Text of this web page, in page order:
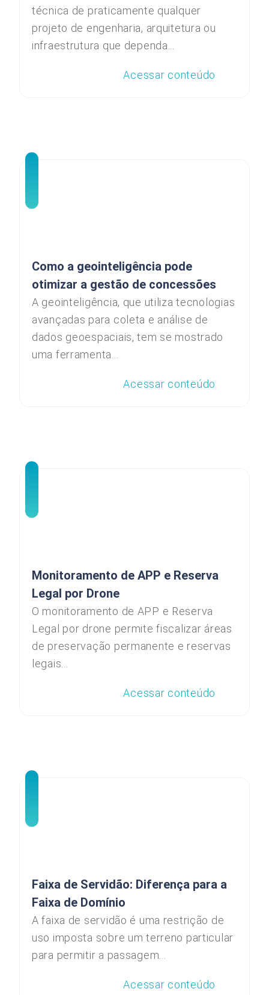
técnica de praticamente qualquer
projeto de engenharia, arquitetura ou
infraestrutura que dependa...
Acessar conteúdo
Como a geointeligência pode
otimizar a gestão de concessões
A geointeligência, que utiliza tecnologias
avançadas para coleta e análise de
dados geoespaciais, tem se mostrado
uma ferramenta...
Acessar conteúdo
Monitoramento de APP e Reserva
Legal por Drone
O monitoramento de APP e Reserva
Legal por drone permite fiscalizar áreas
de preservação permanente e reservas
legais...
Acessar conteúdo
Faixa de Servidão: Diferença para a
Faixa de Domínio
A faixa de servidão é uma restrição de
uso imposta sobre um terreno particular
para permitir a passagem...
Acessar conteúdo